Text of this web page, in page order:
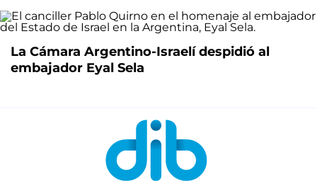
La Cámara Argentino-Israelí despidió al
embajador Eyal Sela